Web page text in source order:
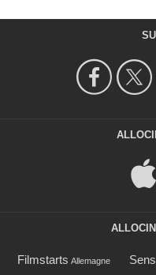
Filmstarts Allemagne